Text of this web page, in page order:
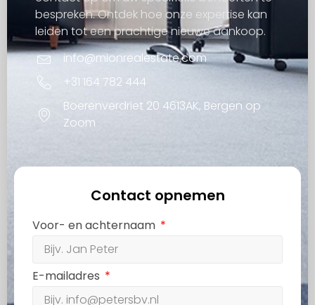
bespreken. Ontdek hoe onze expertise kan
leiden tot een prachtige nieuwe aankoop.
info@mionrealestate.com
+31 164 782 444
Boerenverdriet 20 4613AK, Bergen op
Zoom
Contact opnemen
Voor- en achternaam
E-mailadres